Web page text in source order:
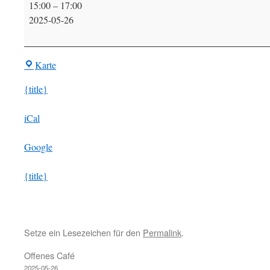
Café
15:00– 17:00
2025-05-26
KarteBIR-
{title}
iCal
Google
{title}
Setze ein Lesezeichen für den Permalink.
Offenes Café
2025-05-26